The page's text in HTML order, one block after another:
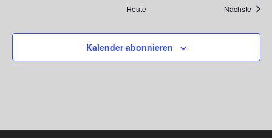
Heute Nächste
Kalender abonnieren